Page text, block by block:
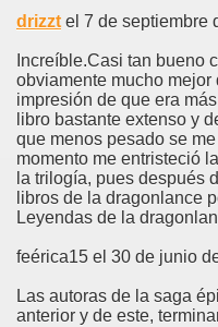
drizzt el 7 de septiembre
Increíble.Casi tan bueno
obviamente mucho mejor
impresión de que era
libro bastante extenso y
que menos pesado se
momento me entristeció
la trilogía, pues después
libros de la dragonlance
Leyendas de la
feérica15 el 30 de junio
Las autoras de la saga
anterior y de este,